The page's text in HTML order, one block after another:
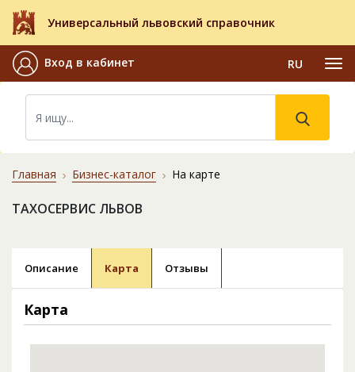
Универсальный львовский справочник
Вход в кабинет RU
Главная Бизнес-каталог На карте
ТАХОСЕРВИС ЛЬВОВ
Описание Карта Отзывы
Карта